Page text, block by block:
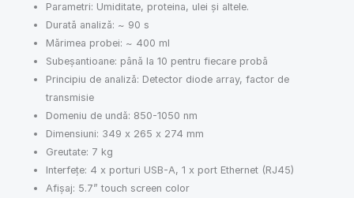
Parametri: Umiditate, proteina, ulei şi altele.
Durată analiză: ~ 90 s
Mărimea probei: ~ 400 ml
Subeșantioane: până la 10 pentru fiecare probă
Principiu de analiză: Detector diode array, factor de
transmisie
Domeniu de undă: 850-1050 nm
Dimensiuni: 349 x 265 x 274 mm
Greutate: 7 kg
Interfeţe: 4 x porturi USB-A, 1 x port Ethernet (RJ45)
Afişaj: 5.7” touch screen color